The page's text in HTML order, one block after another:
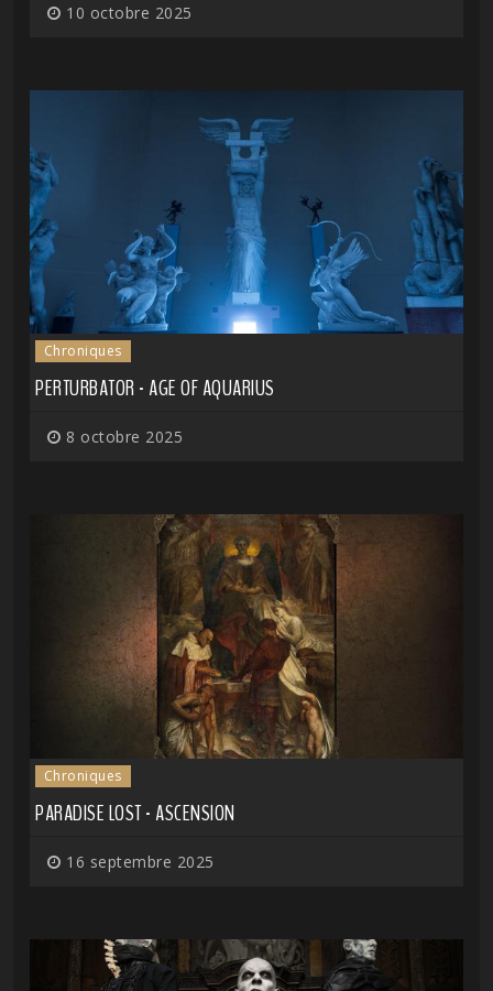
10 octobre 2025
Chroniques
PERTURBATOR - AGE OF AQUARIUS
8 octobre 2025
Chroniques
PARADISE LOST - ASCENSION
16 septembre 2025